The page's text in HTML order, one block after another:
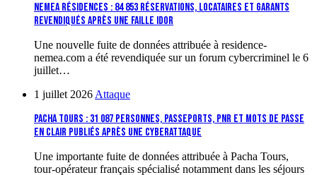
Nemea Résidences : 84 853 réservations, locataires et garants
revendiqués après une faille IDOR
Une nouvelle fuite de données attribuée à residence-
nemea.com a été revendiquée sur un forum cybercriminel le 6
juillet…
1 juillet 2026 Attaque
Pacha Tours : 31 087 personnes, passeports, PNR et mots de passe
en clair publiés après une cyberattaque
Une importante fuite de données attribuée à Pacha Tours,
tour-opérateur français spécialisé notamment dans les séjours